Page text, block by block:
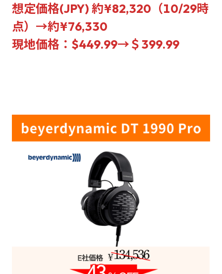
想定価格(JPY) 約¥82,320 （10/29時
点）→約¥76,330
現地価格：$449.99→ ＄ 399.99